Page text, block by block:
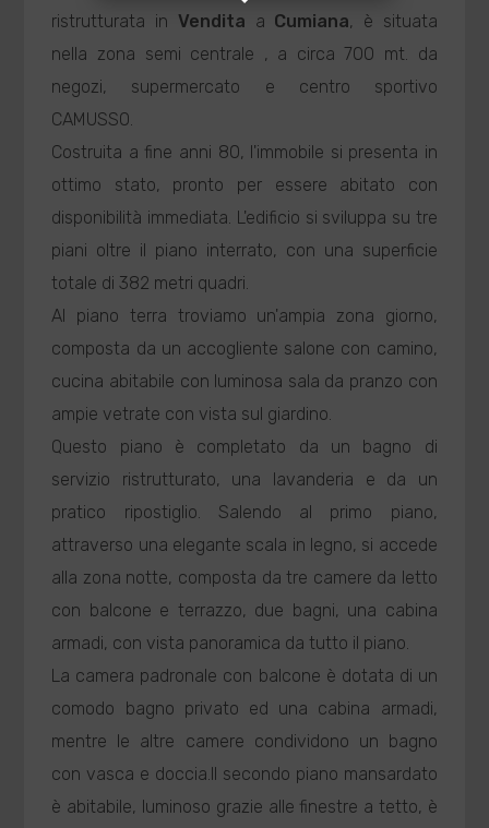
ristrutturata in Vendita a Cumiana, è situata
nella zona semi centrale , a circa 700 mt. da
negozi, supermercato e centro sportivo
CAMUSSO.
Costruita a fine anni 80, l'immobile si presenta in
ottimo stato, pronto per essere abitato con
disponibilità immediata. L'edificio si sviluppa su tre
piani oltre il piano interrato, con una superficie
totale di 382 metri quadri.
Al piano terra troviamo un'ampia zona giorno,
composta da un accogliente salone con camino,
cucina abitabile con luminosa sala da pranzo con
ampie vetrate con vista sul giardino.
Questo piano è completato da un bagno di
servizio ristrutturato, una lavanderia e da un
pratico ripostiglio. Salendo al primo piano,
attraverso una elegante scala in legno, si accede
alla zona notte, composta da tre camere da letto
con balcone e terrazzo, due bagni, una cabina
armadi, con vista panoramica da tutto il piano.
La camera padronale con balcone è dotata di un
comodo bagno privato ed una cabina armadi,
mentre le altre camere condividono un bagno
con vasca e doccia.Il secondo piano mansardato
è abitabile, luminoso grazie alle finestre a tetto, è